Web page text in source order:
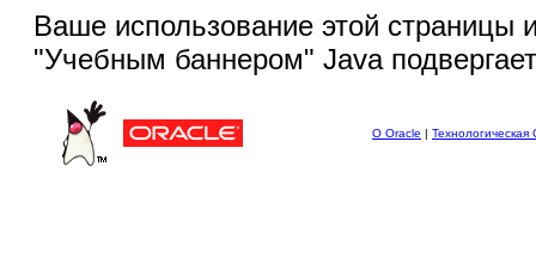
Ваше использование этой страницы
"Учебным баннером" Java
О Oracle | Технологическая